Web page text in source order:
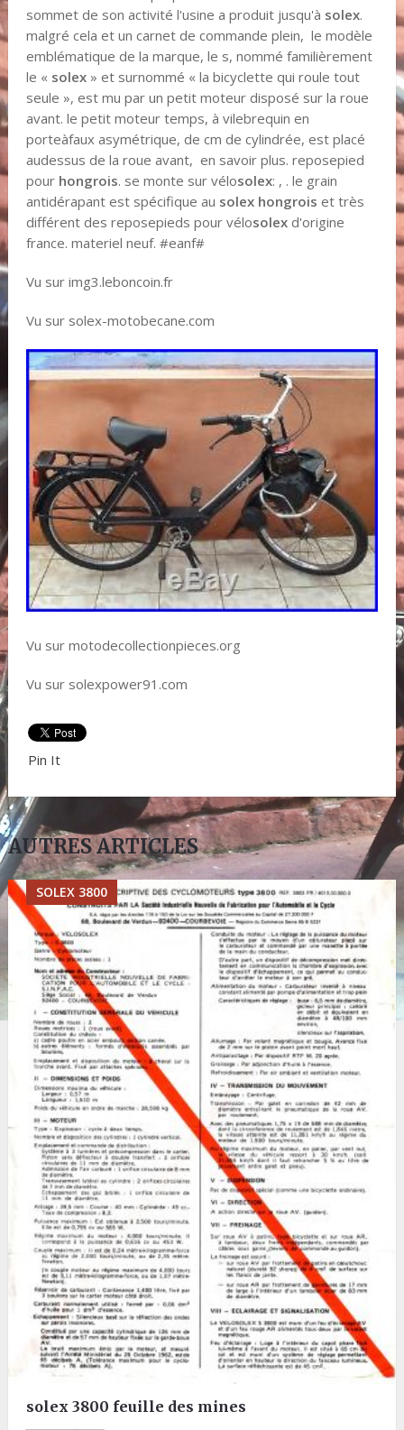
sommet de son activité l'usine a produit jusqu'à solex.
malgré cela et un carnet de commande plein, le modèle
emblématique de la marque, le s, nommé familièrement
le « solex» et surnommé « la bicyclette qui roule tout
seule », est mu par un petit moteur disposé sur la roue
avant. le petit moteur temps, à vilebrequin en
porteàfaux asymétrique, de cm de cylindrée, est placé
audessus de la roue avant, en savoir plus. reposepied
pour hongrois. se monte sur vélosolex: , . le grain
antidérapant est spécifique au solex hongrois et très
différent des reposepieds pour vélosolexd'origine
france. materiel neuf. #eanf#
Vu sur img3.leboncoin.fr
Vu sur solex-motobecane.com
Vu sur motodecollectionpieces.org
Vu sur solexpower91.com
Pin It
AUTRES ARTICLES
SOLEX 3800
solex 3800 feuille des mines